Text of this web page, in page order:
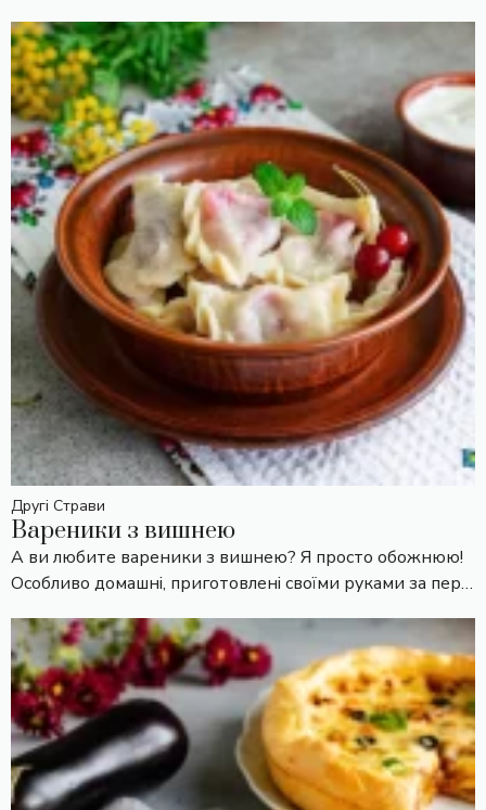
Другі Страви
Вареники з вишнею
А ви любите вареники з вишнею? Я просто обожнюю!
Особливо домашні, приготовлені своїми руками за пер…